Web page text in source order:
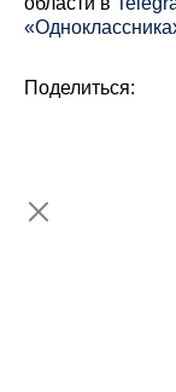
Поделиться: